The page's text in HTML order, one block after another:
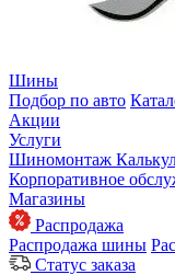
Шины
Подбор по авто
Акции
Услуги
Шиномонтаж
Корпоративное
Магазины
Распродажа
Распродажа шины
Статус заказа